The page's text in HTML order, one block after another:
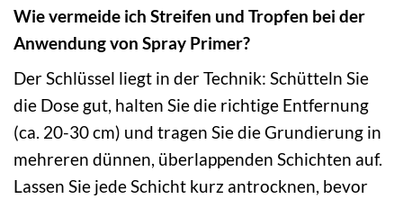
Wie vermeide ich Streifen und Tropfen bei der
Anwendung von Spray Primer?
Der Schlüssel liegt in der Technik: Schütteln Sie
die Dose gut, halten Sie die richtige Entfernung
(ca. 20-30 cm) und tragen Sie die Grundierung in
mehreren dünnen, überlappenden Schichten auf.
Lassen Sie jede Schicht kurz antrocknen, bevor